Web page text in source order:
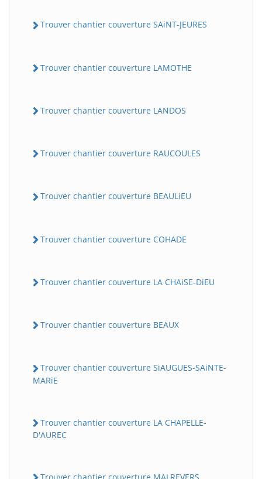
Trouver chantier couverture SAiNT-JEURES
Trouver chantier couverture LAMOTHE
Trouver chantier couverture LANDOS
Trouver chantier couverture RAUCOULES
Trouver chantier couverture BEAULiEU
Trouver chantier couverture COHADE
Trouver chantier couverture LA CHAiSE-DiEU
Trouver chantier couverture BEAUX
Trouver chantier couverture SiAUGUES-SAiNTE-
MARiE
Trouver chantier couverture LA CHAPELLE-
D'AUREC